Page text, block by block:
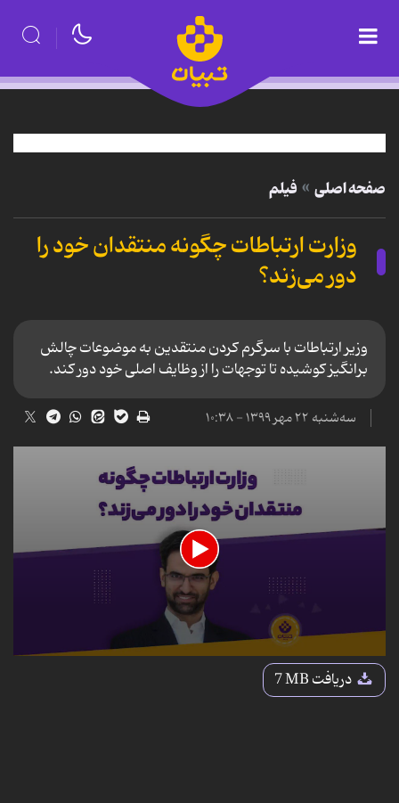
صفحه اصلی فیلم
وزارت ارتباطات چگونه منتقدان خود را
دور می‌زند؟
وزیر ارتباطات با سرگرم کردن منتقدین به موضوعات چالش
برانگیز کوشیده تا توجهات را از وظایف اصلی خود دور کند.
سه‌شنبه ۲۲ مهر ۱۳۹۹ - ۱۰:۳۸
0
دریافت7 MB